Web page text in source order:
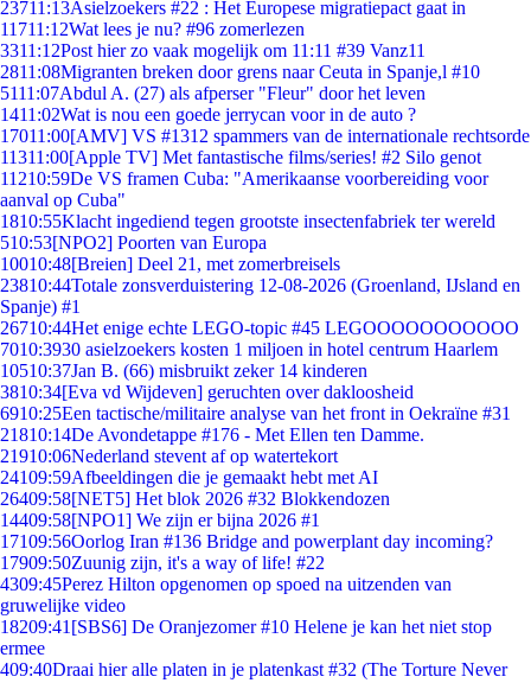
23711:13Asielzoekers #22 : Het Europese migratiepact gaat in
11711:12Wat lees je nu? #96 zomerlezen
3311:12Post hier zo vaak mogelijk om 11:11 #39 Vanz11
2811:08Migranten breken door grens naar Ceuta in Spanje,l #10
5111:07Abdul A. (27) als afperser "Fleur" door het leven
1411:02Wat is nou een goede jerrycan voor in de auto ?
17011:00[AMV] VS #1312 spammers van de internationale rechtsorde
11311:00[Apple TV] Met fantastische films/series! #2 Silo genot
11210:59De VS framen Cuba: "Amerikaanse voorbereiding voor
aanval op Cuba"
1810:55Klacht ingediend tegen grootste insectenfabriek ter wereld
510:53[NPO2] Poorten van Europa
10010:48[Breien] Deel 21, met zomerbreisels
23810:44Totale zonsverduistering 12-08-2026 (Groenland, IJsland en
Spanje) #1
26710:44Het enige echte LEGO-topic #45 LEGOOOOOOOOOOO
7010:3930 asielzoekers kosten 1 miljoen in hotel centrum Haarlem
10510:37Jan B. (66) misbruikt zeker 14 kinderen
3810:34[Eva vd Wijdeven] geruchten over dakloosheid
6910:25Een tactische/militaire analyse van het front in Oekraïne #31
21810:14De Avondetappe #176 - Met Ellen ten Damme.
21910:06Nederland stevent af op watertekort
24109:59Afbeeldingen die je gemaakt hebt met AI
26409:58[NET5] Het blok 2026 #32 Blokkendozen
14409:58[NPO1] We zijn er bijna 2026 #1
17109:56Oorlog Iran #136 Bridge and powerplant day incoming?
17909:50Zuunig zijn, it's a way of life! #22
4309:45Perez Hilton opgenomen op spoed na uitzenden van
gruwelijke video
18209:41 [SBS6] De Oranjezomer #10 Helene je kan het niet stop
ermee
409:40Draai hier alle platen in je platenkast #32 (The Torture Never